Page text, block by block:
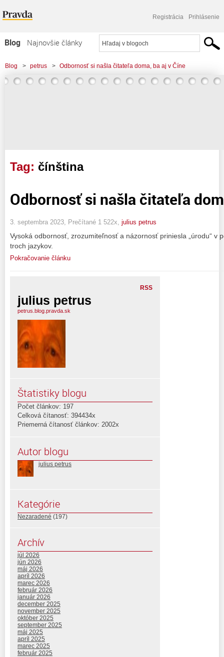
Registrácia Prihlásenie
Blog
Najnovšie články
Najčítanejšie články
Najkomentovanejšie články
Blog > petrus > Odbornosť si našla čitateľa doma, ba aj v Číne
Tag: čínština
Odbornosť si našla čitateľa
3. septembra 2023, Prečítané 1 522x, julius petrus
Vysoká odbornosť, zrozumiteľnosť a názornosť priniesla „úrodu“ v
troch jazykov.
Pokračovanie článku
RSS
julius petrus
petrus.blog.pravda.sk
Štatistiky blogu
Počet článkov: 197
Celková čítanosť: 394434x
Priemerná čítanosť článkov: 2002x
Autor blogu
julius petrus
Kategórie
Nezaradené (197)
Archív
júl 2026
jún 2026
máj 2026
apríl 2026
marec 2026
február 2026
január 2026
december 2025
november 2025
október 2025
september 2025
máj 2025
apríl 2025
marec 2025
február 2025